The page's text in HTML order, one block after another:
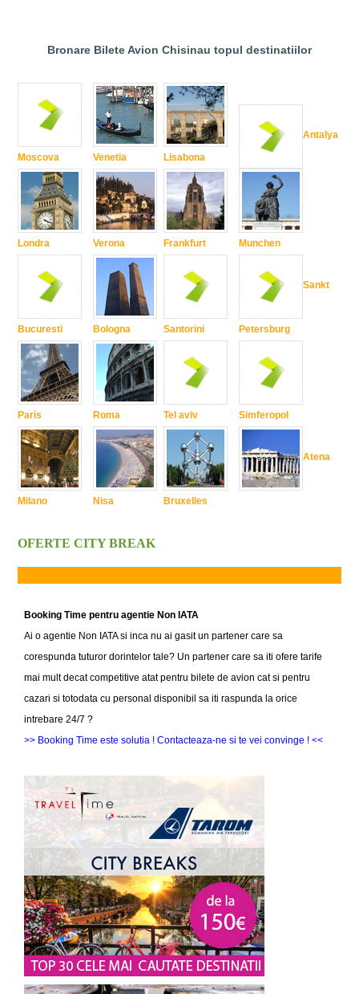
Bronare Bilete Avion Chisinau topul destinatiilor
Moscova
Londra
Bucuresti
Paris
Milano
Venetia
Verona
Bologna
Roma
Nisa
Lisabona
Frankfurt
Santorini
Tel aviv
Bruxelles
Antalya
Munchen
Sankt
Petersburg
Simferopol
Atena
OFERTE CITY BREAK
Booking Time pentru agentie Non IATA
Ai o agentie Non IATA si inca nu ai gasit un partener care sa
corespunda tuturor dorintelor tale? Un partener care sa iti ofere tarife
mai mult decat competitive atat pentru bilete de avion cat si pentru
cazari si totodata cu personal disponibil sa iti raspunda la orice
intrebare 24/7 ?
>> Booking Time este solutia ! Contacteaza-ne si te vei convinge ! <<